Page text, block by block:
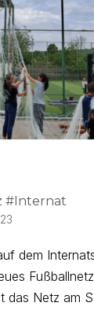
#Internat
dem
das Netz am